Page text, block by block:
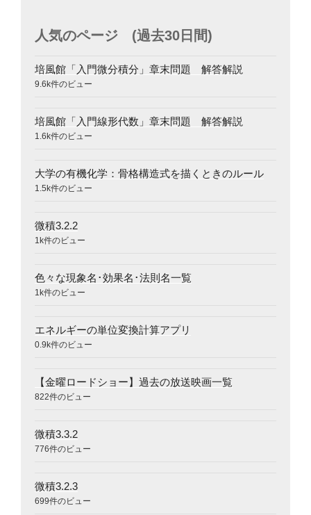
人気のページ (過去30日間)
培風館「入門微分積分」章末問題 解答解説
9.6k件のビュー
培風館「入門線形代数」章末問題 解答解説
1.6k件のビュー
大学の有機化学：骨格構造式を描くときのルール
1.5k件のビュー
微積3.2.2
1k件のビュー
色々な現象名･効果名･法則名一覧
1k件のビュー
エネルギーの単位変換計算アプリ
0.9k件のビュー
【金曜ロードショー】過去の放送映画一覧
822件のビュー
微積3.3.2
776件のビュー
微積3.2.3
699件のビュー